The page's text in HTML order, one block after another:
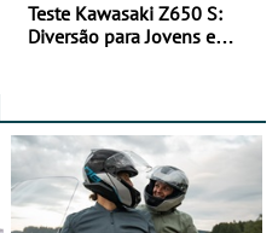
Teste Kawasaki Z650 S:
Diversão para Jovens e